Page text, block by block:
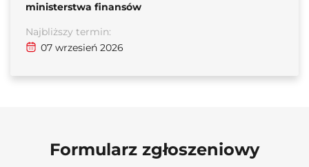
ministerstwa finansów
Najbliższy termin:
07 wrzesień 2026
Formularz zgłoszeniowy